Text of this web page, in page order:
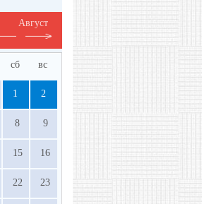
Август
сб вс
1 2
8 9
15 16
22 23